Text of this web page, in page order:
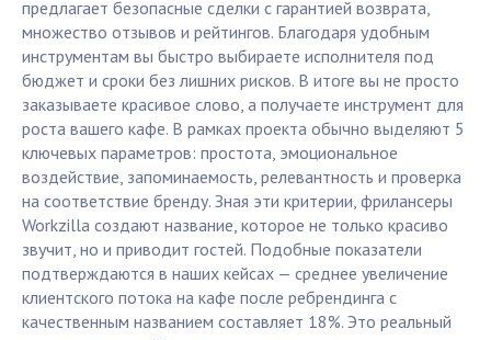
предлагает безопасные сделки с гарантией возврата,
множество отзывов и рейтингов. Благодаря удобным
инструментам вы быстро выбираете исполнителя под
бюджет и сроки без лишних рисков. В итоге вы не просто
заказываете красивое слово, а получаете инструмент для
роста вашего кафе. В рамках проекта обычно выделяют 5
ключевых параметров: простота, эмоциональное
воздействие, запоминаемость, релевантность и проверка
на соответствие бренду. Зная эти критерии, фрилансеры
Workzilla создают название, которое не только красиво
звучит, но и приводит гостей. Подобные показатели
подтверждаются в наших кейсах — среднее увеличение
клиентского потока на кафе после ребрендинга с
качественным названием составляет 18%. Это реальный